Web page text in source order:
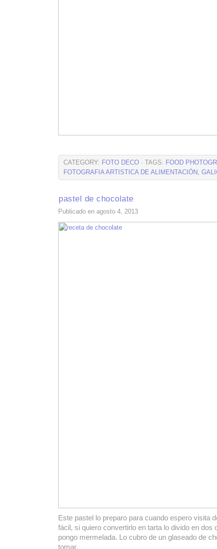
CATEGORY: FOTO DECO · TAGS: FOOD
FOTOGRAFIA ARTISTICA DE ALIMENTACIÓN,
pastel de chocolate
Publicado en agosto 4, 2013
Este pastel lo preparo para cuando espero visita
fácil, si quiero convertirlo en tarta lo divido en dos
pongo mermelada. Lo cubro de un glaseado de
tomar.